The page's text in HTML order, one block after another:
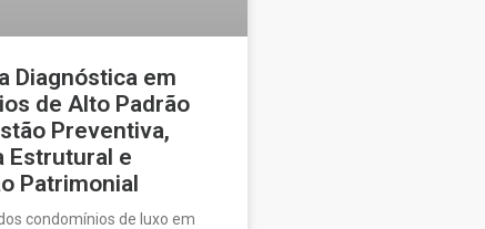
Diagnóstica em
de Alto Padrão
Preventiva,
Estrutural e
Patrimonial
condomínios de luxo em